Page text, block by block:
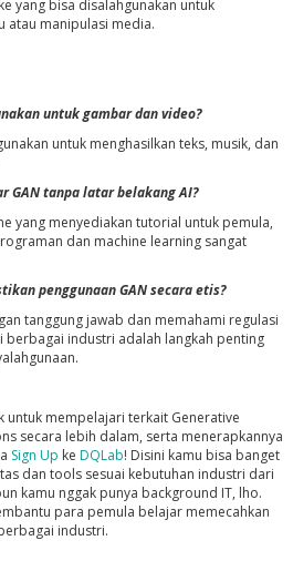
yang bisa disalahgunakan untuk
atau manipulasi media.
untuk gambar dan video?
untuk menghasilkan teks, musik, dan
GAN tanpa latar belakang AI?
yang menyediakan tutorial untuk pemula,
dan machine learning sangat
penggunaan GAN secara etis?
tanggung jawab dan memahami regulasi
berbagai industri adalah langkah penting
untuk mempelajari terkait Generative
secara lebih dalam, serta menerapkannya
Sign Up ke DQLab! Disini kamu bisa banget
dan tools sesuai kebutuhan industri dari
kamu nggak punya background IT, lho.
para pemula belajar memecahkan
industri.